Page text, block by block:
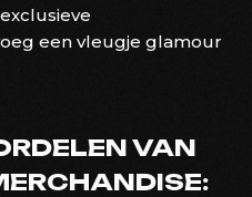
een vleugje glamour
VAN